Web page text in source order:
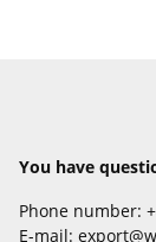
You have
Phone number:
E-mail: